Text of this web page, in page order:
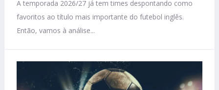
A temporada 2026/27 já tem times despontando como
favoritos ao título mais importante do futebol inglês.
Então, vamos à análise...